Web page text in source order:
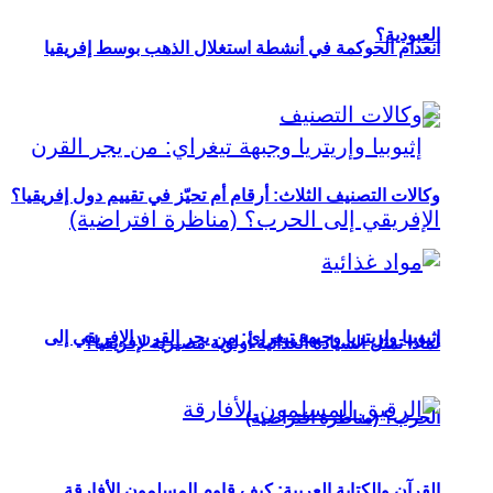
العبودية؟
إثيوبيا وإريتريا وجبهة تيغراي: من يجر القرن الإفريقي إلى
الحرب؟ (مناظرة افتراضية)
انعدام الحوكمة في أنشطة استغلال الذهب بوسط إفريقيا
وكالات التصنيف الثلاث: أرقام أم تحيّز في تقييم دول إفريقيا؟
لماذا تمثل السيادة الغذائية أولوية مصيرية لإفريقيا؟